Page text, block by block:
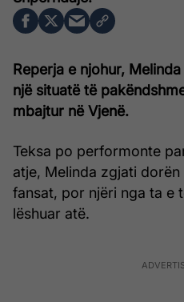
Reperja e njohur,
një situatë të
mbajtur në Vjenë.
Teksa po performonte
atje, Melinda zgjati
fansat, por njëri nga ta e
lëshuar atë.